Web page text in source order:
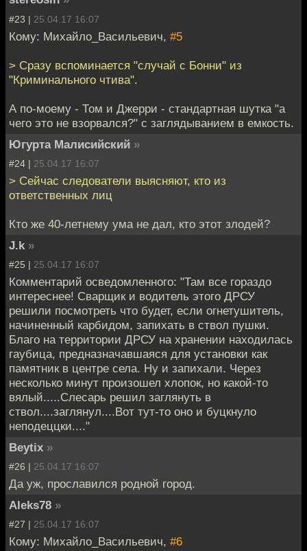
#23 | 25.04.17 16:07
Кому: Михайло_Васильевич, #5
> Сразу вспоминается "случай с Бонни" из
"Криминального чтива".
А по-моему - Том и Джерри - стандартная шутка "а
чего это не взорвался?" с заглядыванием в емкость.
Югурта Малисийский »
#24 | 25.04.17 16:07
> Сейчас следователи выясняют, кто из
ответственных лиц
Кто же 40-летнему ума не дал, кто этот злодей?
J.k »
#25 | 25.04.17 16:07
Комментарий осведомленного: "Там все гораздо
интереснее! Сварщик и водитель этого ДРСУ
решили посмотреть что будет, если огнетушитель,
начиненный карбидом, запихать в ствол пушки.
Благо на территории ДРСУ на хранении находилась
гаубица, предназначавшаяся для установки как
памятник в центре села. Ну и запихали. Через
несколько минут произошел хлопок, но какой-то
вялый.....Слесарь решил заглянуть в
ствол....заглянул....Вот тут-то оно и буцкнуло
неподеццки...."
Beytix »
#26 | 25.04.17 16:07
Да уж, прославился родной город.
Aleks78 »
#27 | 25.04.17 16:07
Кому: Михайло_Васильевич, #6